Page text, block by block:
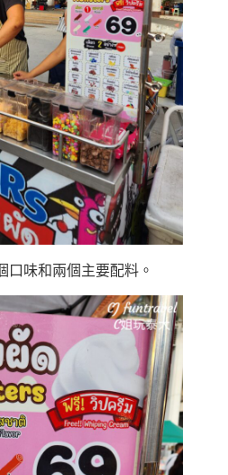
味和兩個主要配料。